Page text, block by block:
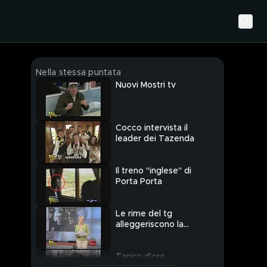
Nella stessa puntata
Nuovi Mostri tv
Cocco intervista il
leader dei Tazenda
Il treno "inglese" di
Porta Porta
Le rime del tg
alleggeriscono la
Tapiro d'oro